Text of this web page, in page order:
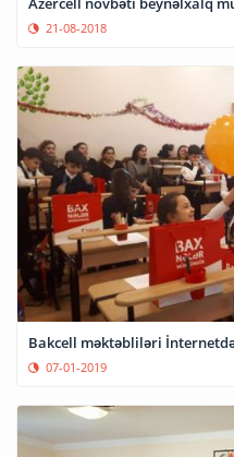
21-08-2018
Bakcell məktəbliləri
07-01-2019